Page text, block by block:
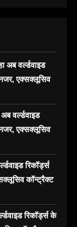
अब वर्ल्डवाइड
एक्सक्लूसिव
अब वर्ल्डवाइड
एक्सक्लूसिव
रिकॉर्ड्स
कॉन्ट्रैक्ट
रिकॉर्ड्स के